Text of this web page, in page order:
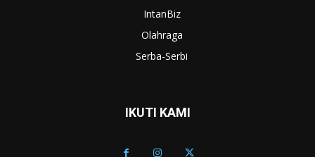
IntanBiz
Olahraga
Serba-Serbi
IKUTI KAMI